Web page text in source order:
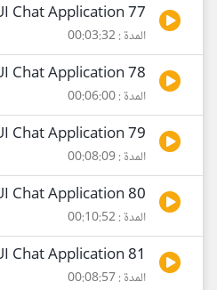
77 JAVA Swing GUI Chat Application
المدة : 00:03:32
78 JAVA Swing GUI Chat Application
المدة : 00:06:00
79 JAVA Swing GUI Chat Application
المدة : 00:08:09
80 JAVA Swing GUI Chat Application
المدة : 00:10:52
81 JAVA Swing GUI Chat Application
المدة : 00:08:57